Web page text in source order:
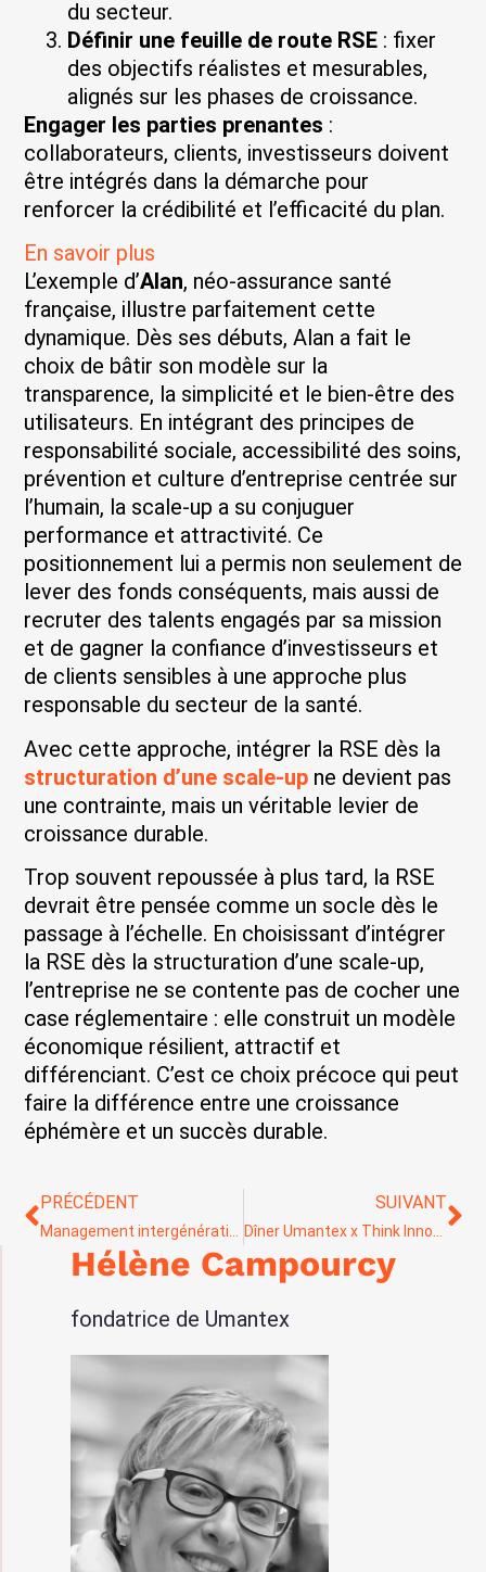
du secteur.
Définir une feuille de route RSE : fixer
des objectifs réalistes et mesurables,
alignés sur les phases de croissance.
Engager les parties prenantes :
collaborateurs, clients, investisseurs doivent
être intégrés dans la démarche pour
renforcer la crédibilité et l’efficacité du plan.
En savoir plus
L’exemple d’Alan, néo-assurance santé
française, illustre parfaitement cette
dynamique. Dès ses débuts, Alan a fait le
choix de bâtir son modèle sur la
transparence, la simplicité et le bien-être des
utilisateurs. En intégrant des principes de
responsabilité sociale, accessibilité des soins,
prévention et culture d’entreprise centrée sur
l’humain, la scale-up a su conjuguer
performance et attractivité. Ce
positionnement lui a permis non seulement de
lever des fonds conséquents, mais aussi de
recruter des talents engagés par sa mission
et de gagner la confiance d’investisseurs et
de clients sensibles à une approche plus
responsable du secteur de la santé.
Avec cette approche, intégrer la RSE dès la
structuration d’une scale-up ne devient pas
une contrainte, mais un véritable levier de
croissance durable.
Trop souvent repoussée à plus tard, la RSE
devrait être pensée comme un socle dès le
passage à l’échelle. En choisissant d’intégrer
la RSE dès la structuration d’une scale-up,
l’entreprise ne se contente pas de cocher une
case réglementaire : elle construit un modèle
économique résilient, attractif et
différenciant. C’est ce choix précoce qui peut
faire la différence entre une croissance
éphémère et un succès durable.
PRÉCÉDENT
Management intergénérationnel : la prochaine clé de voûte des transformations durables
SUIVANT
Dîner Umantex x Think Innov’ : Comprendre et manager les jeunes générations, une clé de performance durable
Hélène Campourcy
fondatrice de Umantex